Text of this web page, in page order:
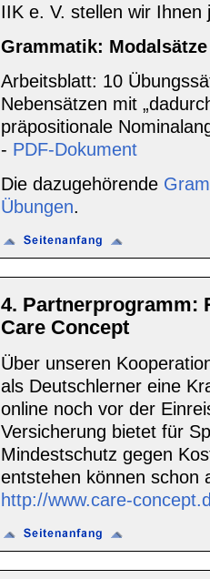
IIK e. V. stellen wir Ihnen
Grammatik: Modalsätze
Arbeitsblatt: 10
Nebensätzen mit
präpositionale
- PDF-Dokument
Die dazugehörende
Übungen.
4. Partnerprogramm:
Care Concept
Über unseren
als Deutschlerner eine
online noch vor der
Versicherung bietet für
Mindestschutz gegen
entstehen können schon
http://www.care-